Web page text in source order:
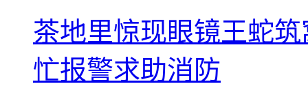
茶地里惊现眼镜王蛇
忙报警求助消防